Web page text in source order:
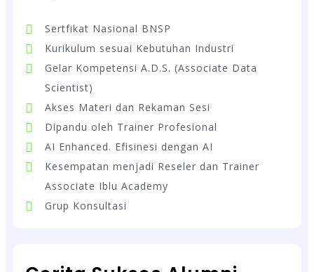
Sertfikat Nasional BNSP
Kurikulum sesuai Kebutuhan Industri
Gelar Kompetensi A.D.S. (Associate Data
Scientist)
Akses Materi dan Rekaman Sesi
Dipandu oleh Trainer Profesional
AI Enhanced. Efisinesi dengan AI
Kesempatan menjadi Reseler dan Trainer
Associate Iblu Academy
Grup Konsultasi